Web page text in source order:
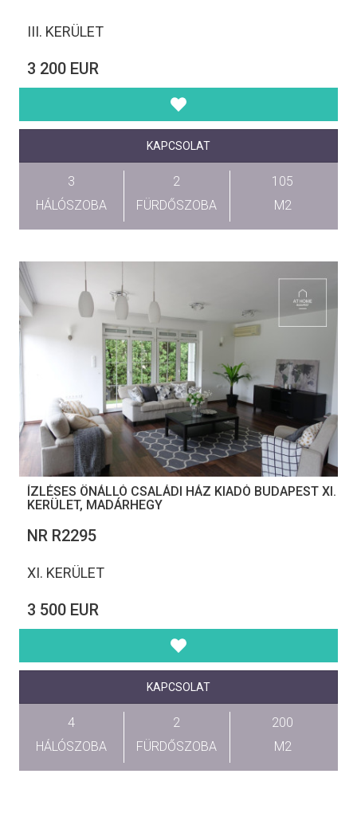
III. KERÜLET
3 200 EUR
KAPCSOLAT
3
HÁLÓSZOBA
2
FÜRDŐSZOBA
105
M2
ÍZLÉSES ÖNÁLLÓ CSALÁDI HÁZ KIADÓ BUDAPEST XI.
KERÜLET, MADÁRHEGY
NR R2295
XI. KERÜLET
3 500 EUR
KAPCSOLAT
4
HÁLÓSZOBA
2
FÜRDŐSZOBA
200
M2